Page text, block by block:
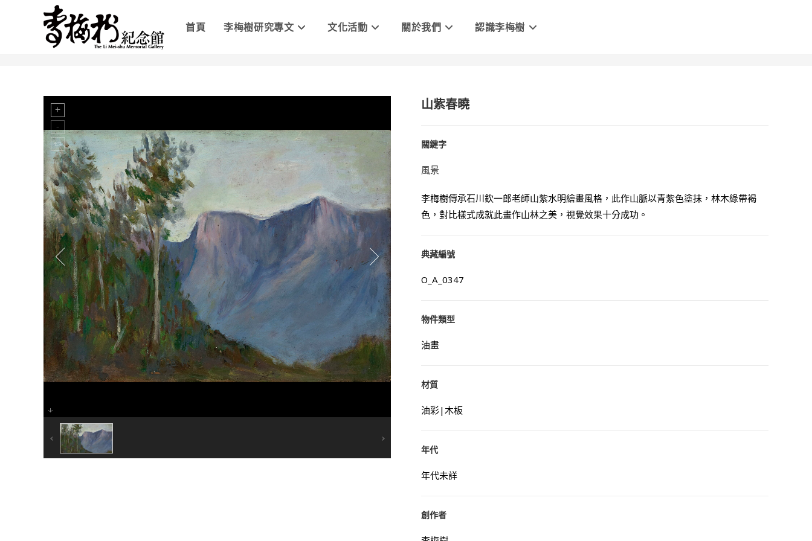
首頁 李梅樹研究專文 文化活動 關於我們 認識李梅樹
> 山紫春曉
山紫春曉
關鍵字
風景
李梅樹傳承石川欽一郎老師山紫水明繪畫風格，此作山脈以青紫色塗抹，林木綠帶褐
色，對比樣式成就此畫作山林之美，視覺效果十分成功。
典藏編號
O_A_0347
物件類型
油畫
材質
油彩|木板
年代
年代未詳
創作者